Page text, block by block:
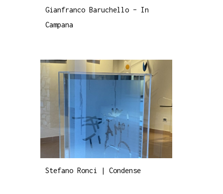
Gianfranco Baruchello – In
Campana
Stefano Ronci | Condense